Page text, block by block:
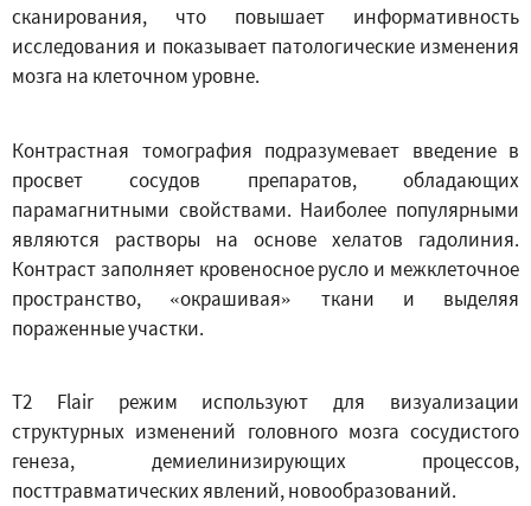
сканирования, что повышает информативность
исследования и показывает патологические изменения
мозга на клеточном уровне.
Контрастная томография подразумевает введение в
просвет сосудов препаратов, обладающих
парамагнитными свойствами. Наиболее популярными
являются растворы на основе хелатов гадолиния.
Контраст заполняет кровеносное русло и межклеточное
пространство, «окрашивая» ткани и выделяя
пораженные участки.
T2 Flair режим используют для визуализации
структурных изменений головного мозга сосудистого
генеза, демиелинизирующих процессов,
посттравматических явлений, новообразований.